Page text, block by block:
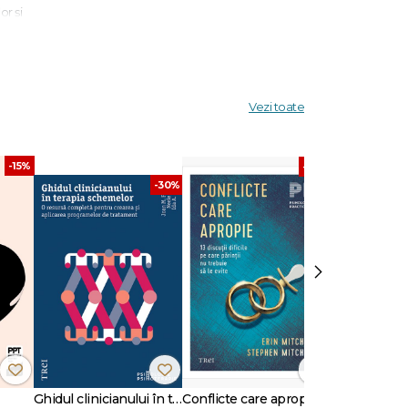
și
de
Vezi toate
-15%
-30%
Ghidul clinicianului în terapia schemelor
-30%
Conflicte care apropie
›